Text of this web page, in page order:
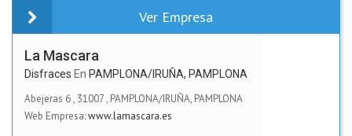
Ver Empresa
La Mascara
Disfraces En PAMPLONA/IRUÑA, PAMPLONA
Abejeras 6, 31007, PAMPLONA/IRUÑA, PAMPLONA
Web Empresa:www.lamascara.es